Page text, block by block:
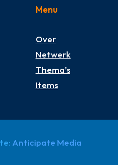
Menu
Over
Netwerk
Thema’s
Items
Anticipate Media